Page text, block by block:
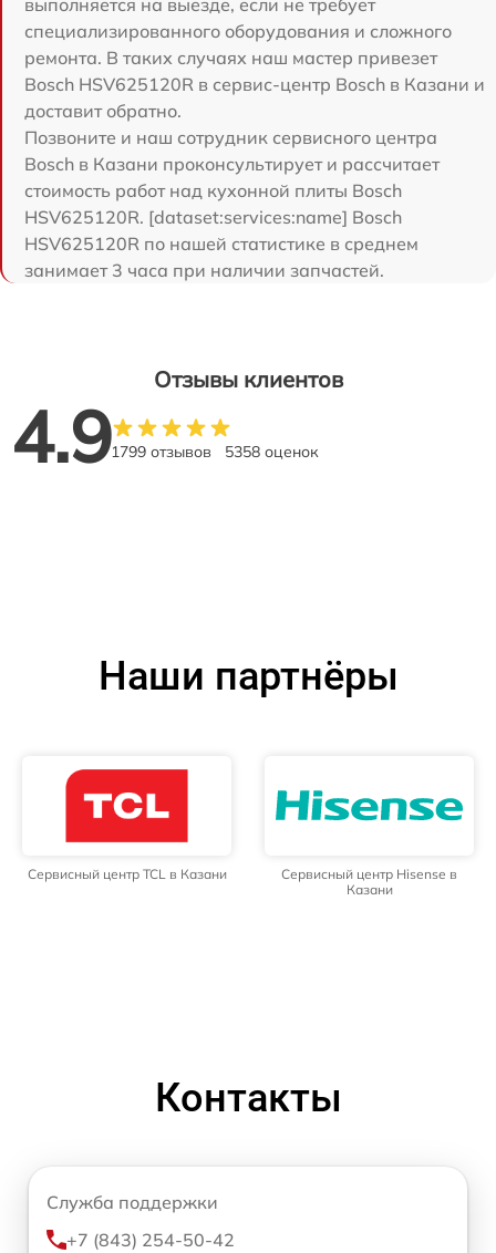
специализированного оборудования и сложного
ремонта. В таких случаях наш мастер привезет
Bosch HSV625120R в сервис-центр Bosch в Казани и
доставит обратно.
Позвоните и наш сотрудник сервисного центра
Bosch в Казани проконсультирует и рассчитает
стоимость работ над кухонной плиты Bosch
HSV625120R. [dataset:services:name] Bosch
HSV625120R по нашей статистике в среднем
занимает 3 часа при наличии запчастей.
Отзывы клиентов
4.91799 отзывов 5358 оценок
Наши партнёры
Сервисный центр TCL в Казани
Сервисный центр Hisense в
Казани
Контакты
Служба поддержки
+7 (843) 254-50-42